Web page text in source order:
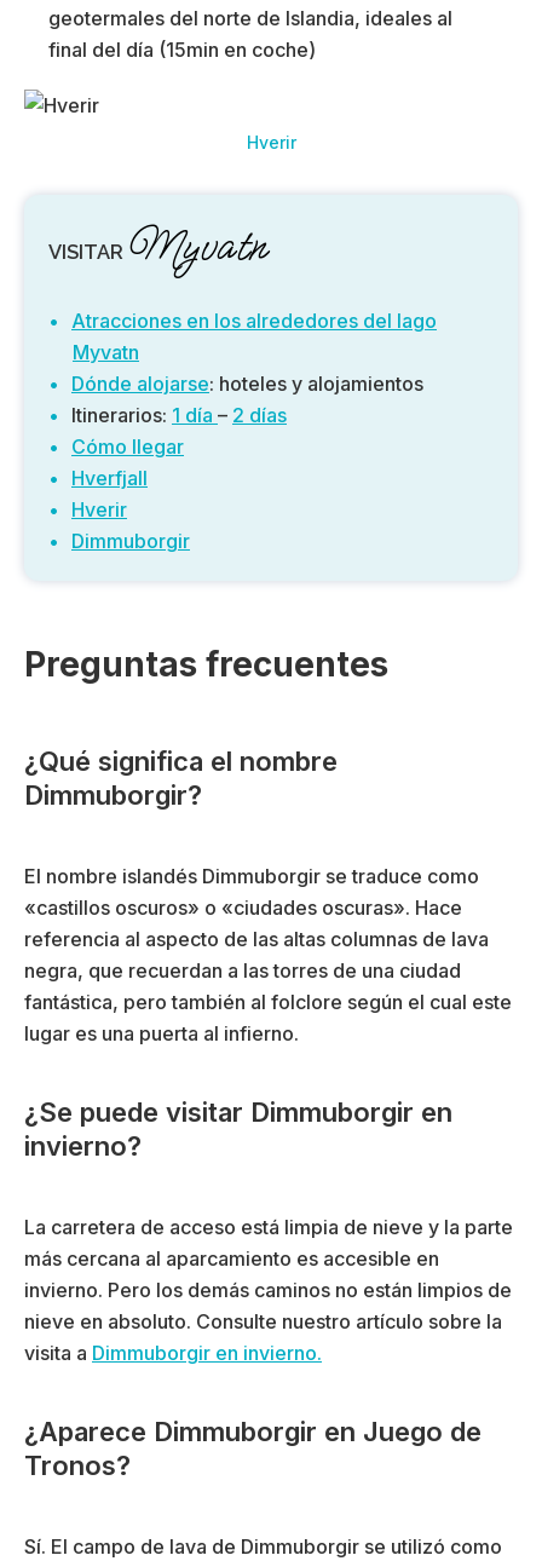
geotermales del norte de Islandia, ideales al
final del día (15min en coche)
Hverir
VISITAR Myvatn
Atracciones en los alrededores del lago
Myvatn
Dónde alojarse: hoteles y alojamientos
Itinerarios: 1 día – 2 días
Cómo llegar
Hverfjall
Hverir
Dimmuborgir
Preguntas frecuentes
¿Qué significa el nombre
Dimmuborgir?
El nombre islandés Dimmuborgir se traduce como
«castillos oscuros» o «ciudades oscuras». Hace
referencia al aspecto de las altas columnas de lava
negra, que recuerdan a las torres de una ciudad
fantástica, pero también al folclore según el cual este
lugar es una puerta al infierno.
¿Se puede visitar Dimmuborgir en
invierno?
La carretera de acceso está limpia de nieve y la parte
más cercana al aparcamiento es accesible en
invierno. Pero los demás caminos no están limpios de
nieve en absoluto. Consulte nuestro artículo sobre la
visita a Dimmuborgir en invierno.
¿Aparece Dimmuborgir en Juego de
Tronos?
Sí. El campo de lava de Dimmuborgir se utilizó como